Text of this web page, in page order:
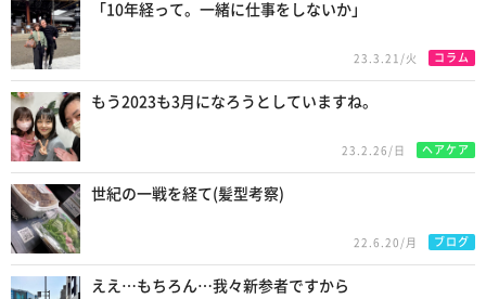
「10年経って。一緒に仕事をしないか」
23.3.21/火 コラム
もう2023も3月になろうとしていますね。
23.2.26/日 ヘアケア
世紀の一戦を経て(髪型考察)
22.6.20/月 ブログ
ええ…もちろん…我々新参者ですから